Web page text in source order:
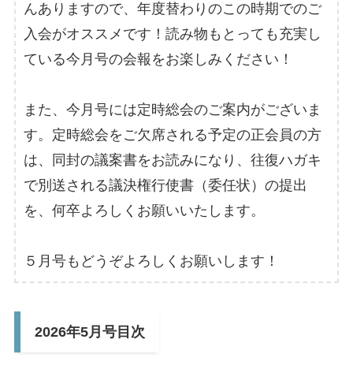
んありますので、年度替わりのこの時期でのご
入会がオススメです！読み物もとっても充実し
ている今月号の会報をお楽しみください！
また、今月号には定時総会のご案内がございま
す。定時総会をご欠席される予定の正会員の方
は、同封の議案書をお読みになり、往復ハガキ
で別送される議決権行使書（委任状）の提出
を、何卒よろしくお願いいたします。
５月号もどうぞよろしくお願いします！
2026年5月号目次